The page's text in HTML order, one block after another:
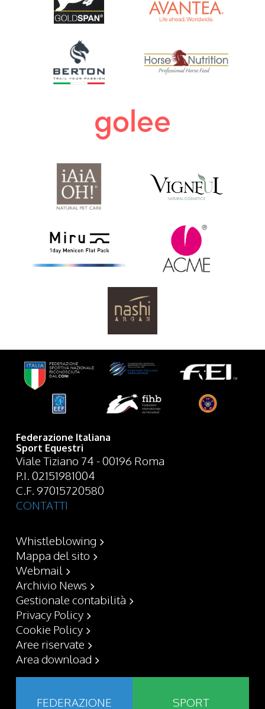
Federazione Italiana
Sport Equestri
Viale Tiziano 74 - 00196 Roma
P.I. 02151981004
C.F. 97015720580
CONTATTI
Whistleblowing
Mappa del sito
Webmail
Archivio News
Gestionale contabilità
Privacy Policy
Cookie Policy
Aree riservate
Area download
FEDERAZIONE SPORT